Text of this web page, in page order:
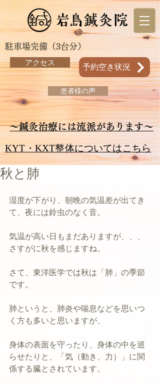
駐車場完備（3台分）
アクセス
予約空き状況
患者様の声
～鍼灸治療には流派があります～
KYT・KXT整体についてはこちら
秋と肺
湿度が下がり、朝晩の気温差が出てき
て、夜には鈴虫のなく音。
気温が高い日もまだありますが、、、
さすがに秋を感じますね。
さて、東洋医学では秋は「肺」の季節
です。
肺というと、肺炎や喘息などを思いつ
く方も多いと思いますが、
身体の表面を守ったり、身体の中を巡
らせたりと、「気（動き、力）」に関
係する臓とされています。